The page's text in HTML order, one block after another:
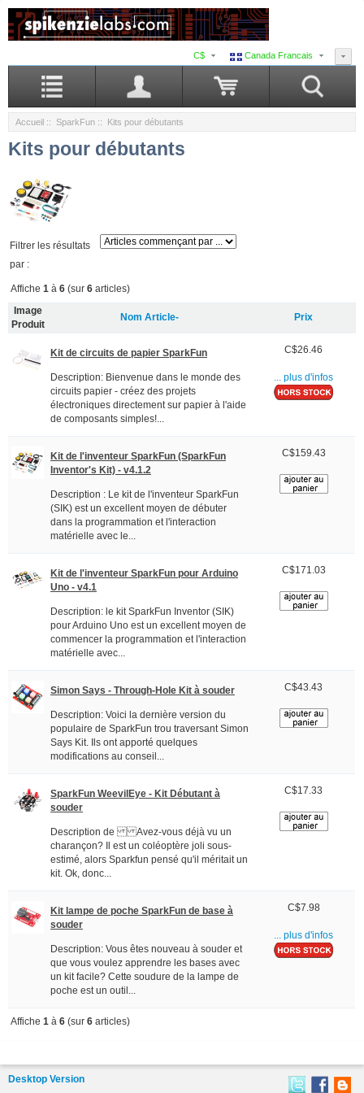
Canada Francais
C$
Accueil :: SparkFun :: Kits pour débutants
Kits pour débutants
Filtrer les résultats
par :
Affiche 1 à 6 (sur 6 articles)
Image
Produit
Nom Article- Prix
Kit de circuits de papier SparkFun
Description: Bienvenue dans le monde des
circuits papier - créez des projets
électroniques directement sur papier à l'aide
de composants simples!...
C$26.46
... plus d'infos
Kit de l'inventeur SparkFun (SparkFun
Inventor's Kit) - v4.1.2
Description : Le kit de l'inventeur SparkFun
(SIK) est un excellent moyen de débuter
dans la programmation et l'interaction
matérielle avec le...
C$159.43
Kit de l'inventeur SparkFun pour Arduino
Uno - v4.1
Description: le kit SparkFun Inventor (SIK)
pour Arduino Uno est un excellent moyen de
commencer la programmation et l'interaction
matérielle avec...
C$171.03
Simon Says - Through-Hole Kit à souder
Description: Voici la dernière version du
populaire de SparkFun trou traversant Simon
Says Kit. Ils ont apporté quelques
modifications au conseil...
C$43.43
SparkFun WeevilEye - Kit Débutant à
souder
Description de Avez-vous déjà vu un
charançon? Il est un coléoptère joli sous-
estimé, alors Sparkfun pensé qu'il méritait un
kit. Ok, donc...
C$17.33
Kit lampe de poche SparkFun de base à
souder
Description: Vous êtes nouveau à souder et
que vous voulez apprendre les bases avec
un kit facile? Cette soudure de la lampe de
poche est un outil...
C$7.98
... plus d'infos
Affiche 1 à 6 (sur 6 articles)
Desktop Version